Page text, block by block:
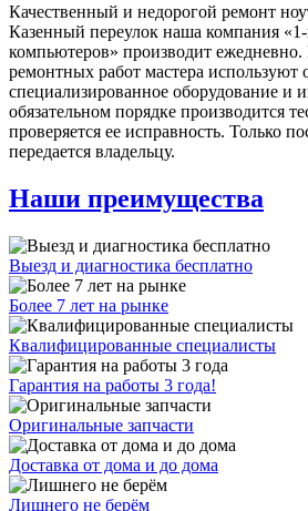
Качественный и недорогой ремонт
Казенный переулок наша компания
компьютеров» производит
ремонтных работ мастера используют
специализированное оборудование и
обязательном порядке производится
проверяется ее исправность. Только
передается владельцу.
Наши преимущества
Выезд и диагностика бесплатно
Более 7 лет на рынке
Квалифицированные специалисты
Гарантия на работы 3 года!
Оригинальные запчасти
Доставка от дома и до дома
Лишнего не берём